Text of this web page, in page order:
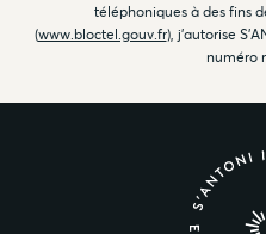
téléphoniques à des fins
(www.bloctel.gouv.fr), j'autorise
numéro